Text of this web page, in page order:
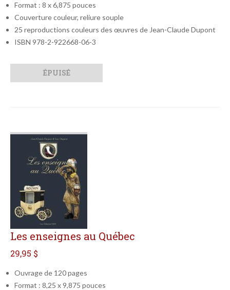
Format : 8 x 6,875 pouces
Couverture couleur, reliure souple
25 reproductions couleurs des œuvres de Jean-Claude Dupont
ISBN 978-2-922668-06-3
ÉPUISÉ
Les enseignes au Québec
29,95 $
Ouvrage de 120 pages
Format : 8,25 x 9,875 pouces